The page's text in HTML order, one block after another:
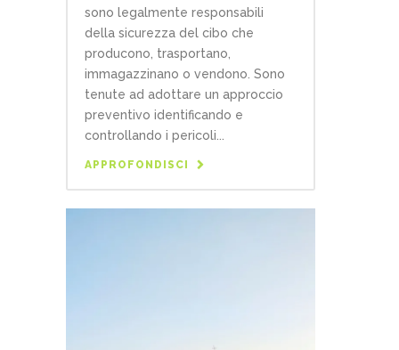
sono legalmente responsabili
della sicurezza del cibo che
producono, trasportano,
immagazzinano o vendono. Sono
tenute ad adottare un approccio
preventivo identificando e
controllando i pericoli...
APPROFONDISCI